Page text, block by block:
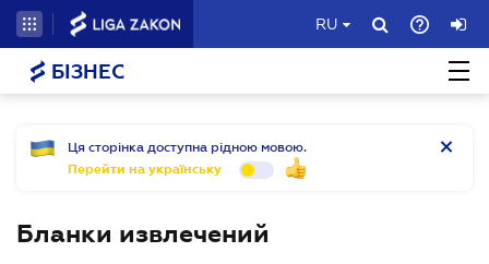
RU
БІЗНЕС
Ця сторінка доступна рідною мовою.
Перейти на українську
Бланки извлечений